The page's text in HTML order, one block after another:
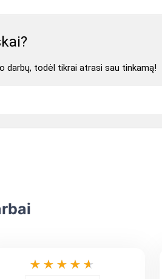
darbų, todėl tikrai atrasi sau tinkamą!